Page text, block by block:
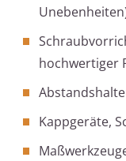
hochwertiger
Kappgeräte,